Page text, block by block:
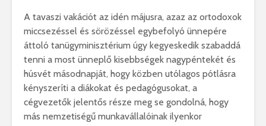
A tavaszi vakációt az idén májusra, azaz az ortodoxok
miccsezéssel és sörözéssel egybefolyó ünnepére
áttoló tanügyminisztérium úgy kegyeskedik szabaddá
tenni a most ünneplő kisebbségek nagypéntekét és
húsvét másodnapját, hogy közben utólagos pótlásra
kényszeríti a diákokat és pedagógusokat, a
cégvezetők jelentős része meg se gondolná, hogy
más nemzetiségű munkavállalóinak ilyenkor